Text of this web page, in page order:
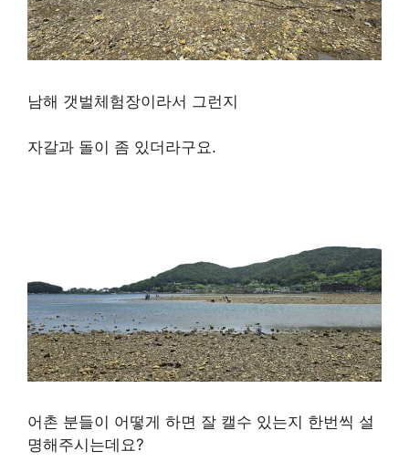
남해 갯벌체험장이라서 그런지
자갈과 돌이 좀 있더라구요.
어촌 분들이 어떻게 하면 잘 캘수 있는지 한번씩 설
명해주시는데요?